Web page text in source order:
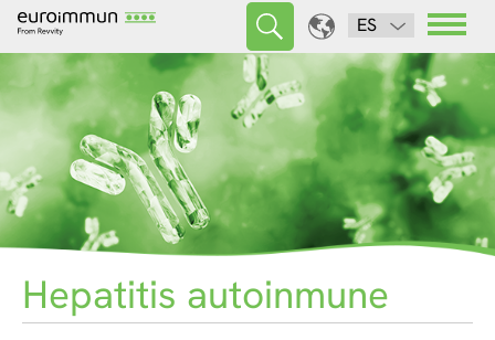
ES
Hepatitis autoinmune